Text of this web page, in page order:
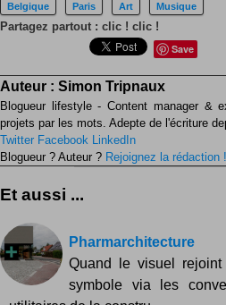
Belgique Paris Art Musique
Partagez partout : clic ! clic !
Save
Auteur : Simon Tripnaux
Blogueur lifestyle - Content manager &
projets par les mots. Adepte de l'écriture
Twitter Facebook LinkedIn
Blogueur ? Auteur ? Rejoignez la rédaction !
Et aussi ...
Pharmarchitecture
Quand le visuel
symbole via les